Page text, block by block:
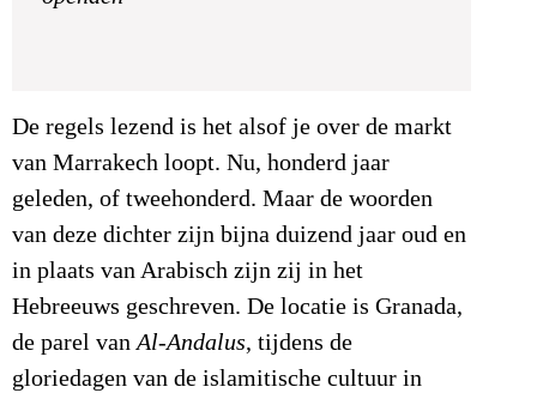
De regels lezend is het alsof je over de markt
van Marrakech loopt. Nu, honderd jaar
geleden, of tweehonderd. Maar de woorden
van deze dichter zijn bijna duizend jaar oud en
in plaats van Arabisch zijn zij in het
Hebreeuws geschreven. De locatie is Granada,
de parel vanAl-Andalus, tijdens de
gloriedagen van de islamitische cultuur in